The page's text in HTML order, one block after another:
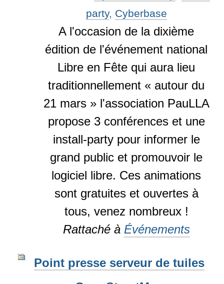
party, Cyberbase
A l'occasion de la dixième
édition de l'événement national
Libre en Fête qui aura lieu
traditionnellement « autour du
21 mars » l'association PauLLA
propose 3 conférences et une
install-party pour informer le
grand public et promouvoir le
logiciel libre. Ces animations
sont gratuites et ouvertes à
tous, venez nombreux !
Rattaché à Événements
Point presse serveur de tuiles